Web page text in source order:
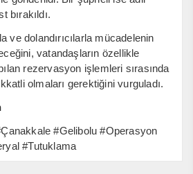
bırakıldı.
ve dolandırıcılarla mücadelenin
vatandaşların özellikle
rezervasyon işlemleri sırasında
olmaları gerektiğini vurguladı.
#Gelibolu #Operasyon
#Tutuklama